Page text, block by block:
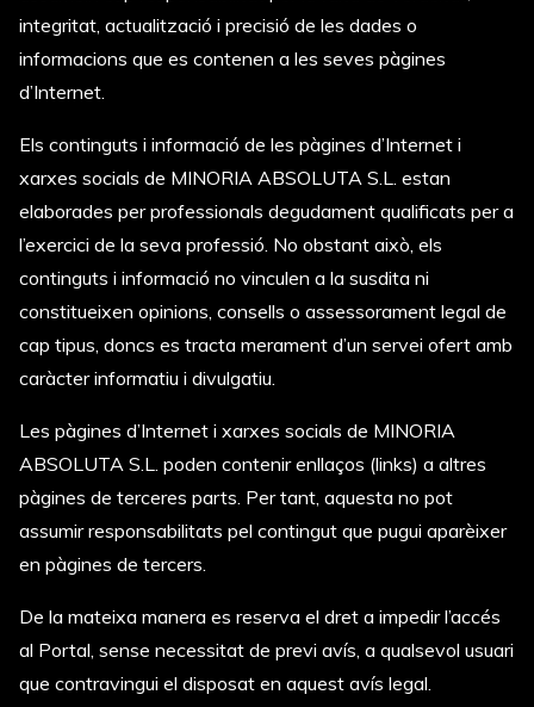
integritat, actualització i precisió de les dades o
informacions que es contenen a les seves pàgines
d’Internet.
Els continguts i informació de les pàgines d’Internet i
xarxes socials de MINORIA ABSOLUTA S.L. estan
elaborades per professionals degudament qualificats per a
l’exercici de la seva professió. No obstant això, els
continguts i informació no vinculen a la susdita ni
constitueixen opinions, consells o assessorament legal de
cap tipus, doncs es tracta merament d’un servei ofert amb
caràcter informatiu i divulgatiu.
Les pàgines d’Internet i xarxes socials de MINORIA
ABSOLUTA S.L. poden contenir enllaços (links) a altres
pàgines de terceres parts. Per tant, aquesta no pot
assumir responsabilitats pel contingut que pugui aparèixer
en pàgines de tercers.
De la mateixa manera es reserva el dret a impedir l’accés
al Portal, sense necessitat de previ avís, a qualsevol usuari
que contravingui el disposat en aquest avís legal.